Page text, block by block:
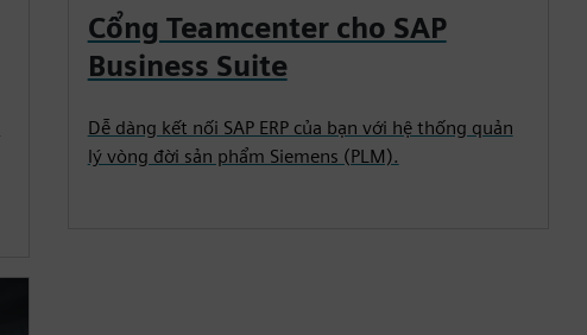
Cổng Teamcenter cho SAP
Business Suite
Dễ dàng kết nối SAP ERP của bạn với hệ thống quản
lý vòng đời sản phẩm Siemens (PLM).